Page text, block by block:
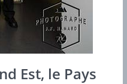
Est, le Pays